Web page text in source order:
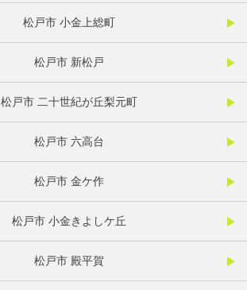
松戸市 小金上総町
松戸市 新松戸
松戸市 二十世紀が丘梨元町
松戸市 六高台
松戸市 金ケ作
松戸市 小金きよしケ丘
松戸市 殿平賀